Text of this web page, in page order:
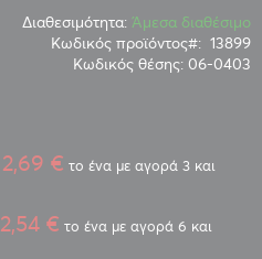
Διαθεσιμότητα: Άμεσα διαθέσιμο
Κωδικός προϊόντος
13899
Κωδικός θέσης: 06-0403
2,69 € το ένα με αγορά 3 και
2,54 € το ένα με αγορά 6 και